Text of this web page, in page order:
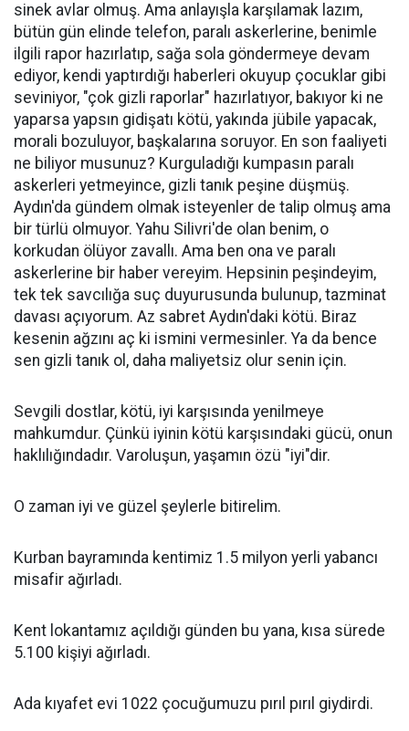
sinek avlar olmuş. Ama anlayışla karşılamak lazım,
bütün gün elinde telefon, paralı askerlerine, benimle
ilgili rapor hazırlatıp, sağa sola göndermeye devam
ediyor, kendi yaptırdığı haberleri okuyup çocuklar gibi
seviniyor, "çok gizli raporlar" hazırlatıyor, bakıyor ki ne
yaparsa yapsın gidişatı kötü, yakında jübile yapacak,
morali bozuluyor, başkalarına soruyor. En son faaliyeti
ne biliyor musunuz? Kurguladığı kumpasın paralı
askerleri yetmeyince, gizli tanık peşine düşmüş.
Aydın'da gündem olmak isteyenler de talip olmuş ama
bir türlü olmuyor. Yahu Silivri'de olan benim, o
korkudan ölüyor zavallı. Ama ben ona ve paralı
askerlerine bir haber vereyim. Hepsinin peşindeyim,
tek tek savcılığa suç duyurusunda bulunup, tazminat
davası açıyorum. Az sabret Aydın'daki kötü. Biraz
kesenin ağzını aç ki ismini vermesinler. Ya da bence
sen gizli tanık ol, daha maliyetsiz olur senin için.
Sevgili dostlar, kötü, iyi karşısında yenilmeye
mahkumdur. Çünkü iyinin kötü karşısındaki gücü, onun
haklılığındadır. Varoluşun, yaşamın özü "iyi"dir.
O zaman iyi ve güzel şeylerle bitirelim.
Kurban bayramında kentimiz 1.5 milyon yerli yabancı
misafir ağırladı.
Kent lokantamız açıldığı günden bu yana, kısa sürede
5.100 kişiyi ağırladı.
Ada kıyafet evi 1022 çocuğumuzu pırıl pırıl giydirdi.